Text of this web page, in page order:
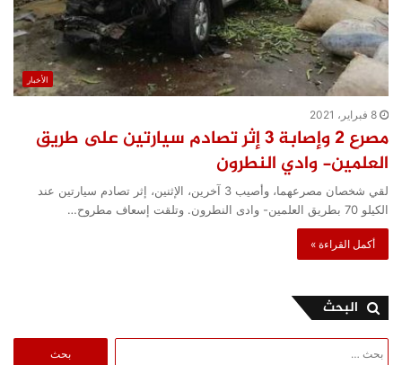
الأخبار
8 فبراير، 2021
مصرع 2 وإصابة 3 إثر تصادم سيارتين على طريق
العلمين- وادي النطرون
لقي شخصان مصرعهما، وأصيب 3 آخرين، الإثنين، إثر تصادم سيارتين عند
الكيلو 70 بطريق العلمين- وادى النطرون. وتلقت إسعاف مطروح…
أكمل القراءة »
البحث